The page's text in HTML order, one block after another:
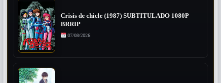
Crisis de chicle (1987) SUBTITULADO 1080P
BRRIP
07/08/2026